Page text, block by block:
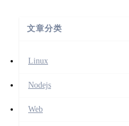
文章分类
Linux
Nodejs
Web